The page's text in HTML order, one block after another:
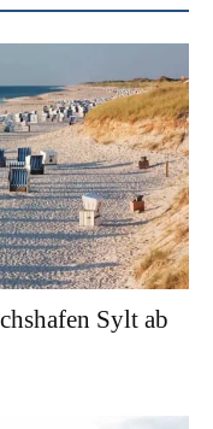
Sylt ab